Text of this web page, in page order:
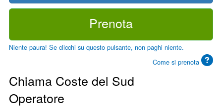
Prenota
Niente paura! Se clicchi su questo pulsante, non paghi niente.
Come si prenota
Chiama Coste del Sud
Operatore